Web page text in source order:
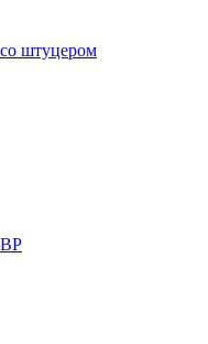
штуцером
ВР